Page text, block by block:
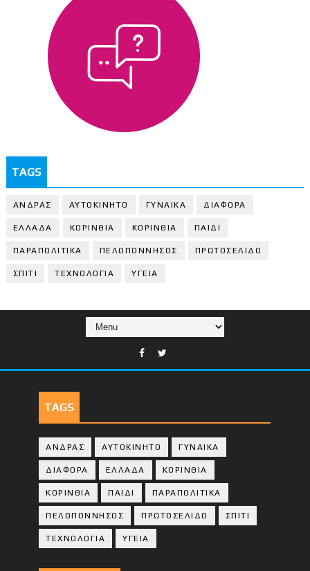
TAGS
ΑΝΔΡΑΣ ΑΥΤΟΚΙΝΗΤΟ ΓΥΝΑΙΚΑ ΔΙΑΦΟΡΑ
ΕΛΛΑΔΑ ΚΟΡΙΝΘΙΑ ΚΟΡΙΝΘΙA ΠΑΙΔΙ
ΠΑΡΑΠΟΛΙΤΙΚΑ ΠΕΛΟΠΟΝΝΗΣΟΣ ΠΡΩΤΟΣΕΛΙΔΟ
ΣΠΙΤΙ ΤΕΧΝΟΛΟΓΙΑ ΥΓΕΙΑ
TAGS
ΑΝΔΡΑΣ ΑΥΤΟΚΙΝΗΤΟ ΓΥΝΑΙΚΑ
ΔΙΑΦΟΡΑ ΕΛΛΑΔΑ ΚΟΡΙΝΘΙΑ
ΚΟΡΙΝΘΙA ΠΑΙΔΙ ΠΑΡΑΠΟΛΙΤΙΚΑ
ΠΕΛΟΠΟΝΝΗΣΟΣ ΠΡΩΤΟΣΕΛΙΔΟ ΣΠΙΤΙ
ΤΕΧΝΟΛΟΓΙΑ ΥΓΕΙΑ